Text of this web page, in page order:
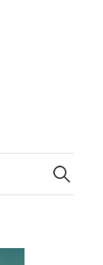
Buscar: